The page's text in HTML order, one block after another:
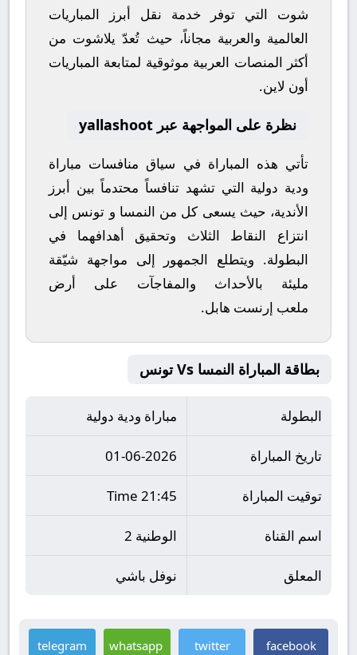
شوت التي توفر خدمة نقل أبرز المباريات
العالمية والعربية مجاناً، حيث تُعدّ يلاشوت من
أكثر المنصات العربية موثوقية لمتابعة المباريات
أون لاين.
نظرة على المواجهة عبر yallashoot
تأتي هذه المباراة في سياق منافسات مباراة
ودية دولية التي تشهد تنافساً محتدماً بين أبرز
الأندية، حيث يسعى كل من النمسا و تونس إلى
انتزاع النقاط الثلاث وتحقيق أهدافهما في
البطولة. ويتطلع الجمهور إلى مواجهة شيّقة
مليئة بالأحداث والمفاجآت على أرض
ملعب إرنست هابل.
بطاقة المباراة النمسا Vs تونس
البطولة مباراة ودية دولية
تاريخ المباراة 01-06-2026
توقيت المباراة 21:45 Time
اسم القناة الوطنية 2
المعلق نوفل باشي
facebook
twitter
whatsapp
telegram